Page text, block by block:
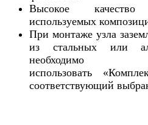
Высокое
используемых
При монтаже узла
из стальных или
необходимо
использовать
соответствующий